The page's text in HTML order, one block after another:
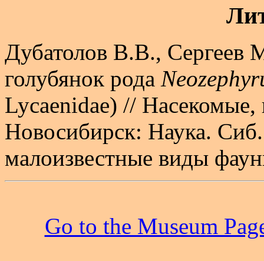
Дубатолов В.В., Сергеев
голубянок рода
Lycaenidae) //
Новосибирск: Наука.
малоизвестные виды
Go to the Museum